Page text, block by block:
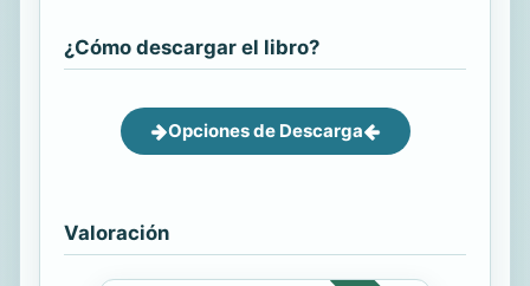
¿Cómo descargar el libro?
Opciones de Descarga
Valoración